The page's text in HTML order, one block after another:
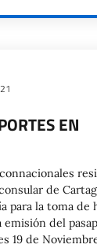
EN
de
para la toma de
emisión del
19 de